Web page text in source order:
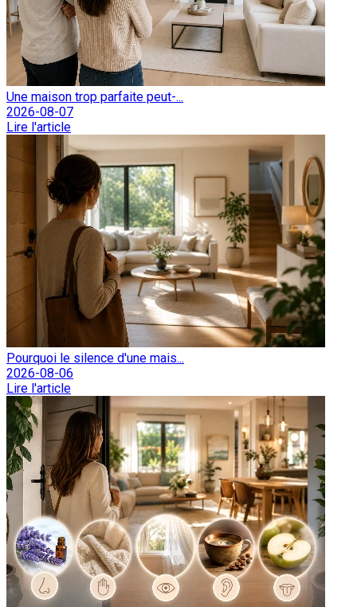
Une maison trop parfaite peut-...
2026-08-07
Lire l'article
Pourquoi le silence d'une mais...
2026-08-06
Lire l'article